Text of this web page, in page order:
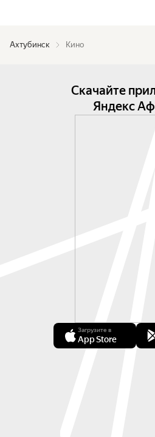
Ахтубинск Кино
Скачайте
Яндекс
Загрузите в
App Store